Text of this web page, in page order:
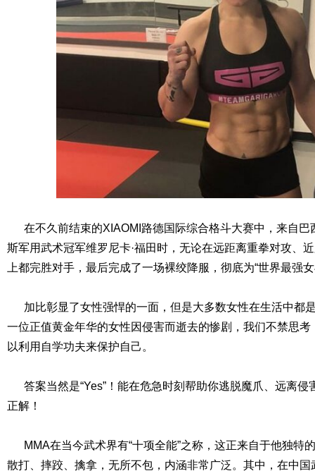
在不久前结束的XIAOMI路德国际综合格斗大赛中，来自巴
斯军用武术冠军维罗尼卡·福田时，无论在远距离重拳对攻、
上都完胜对手，最后完成了一场裸绞降服，彻底为“世界最强
加比彰显了女性强悍的一面，但是大多数女性在生活中都
一位正值黄金年华的女性因侵害而逝去的惨剧，我们不禁思
以利用自学功夫来保护自己。
答案当然是“Yes”！能在危急时刻帮助你逃脱魔爪、远离侵
正解！
MMA在当今武术界有“十项全能”之称，这正来自于他独特
散打、摔跤、擒拿，无所不包，内涵非常广泛。其中，在中